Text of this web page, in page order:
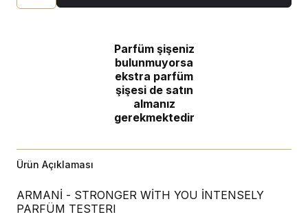
Parfüm şişeniz
bulunmuyorsa
ekstra parfüm
şişesi de satın
almanız
gerekmektedir
Ürün Açıklaması
ARMANİ - STRONGER WİTH YOU İNTENSELY
PARFÜM TESTERI